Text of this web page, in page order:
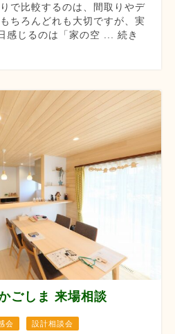
で比較するのは、間取りやデ
ちろんどれも大切ですが、実
感じるのは「家の空 ... 続き
ごしま 来場相談
会 設計相談会